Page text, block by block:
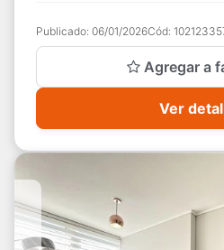
Publicado: 06/01/2026Cód:
Agregar a
Ver